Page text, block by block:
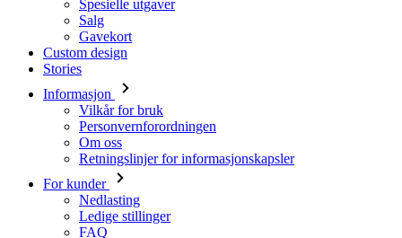
Informasjon
Vilkår for bruk
Personvernforordningen
Om oss
Retningslinjer for informasjonskapsler
For kunder
Nedlasting
Ledige stillinger
FAQ
Størrelsesguide
Kontakt
Retur
Logg inn